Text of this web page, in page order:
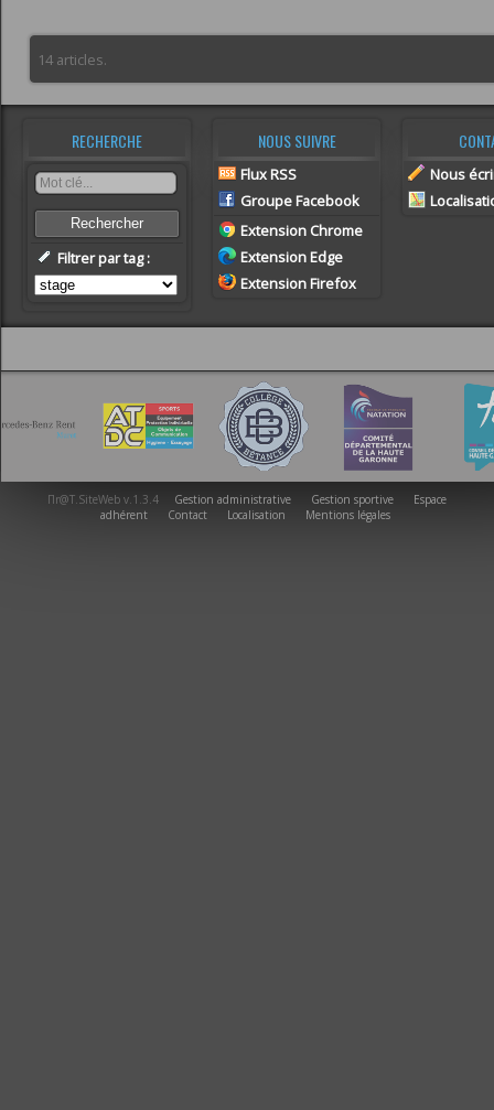
14 articles.
RECHERCHE
Rechercher
Filtrer par tag :
NOUS SUIVRE
Flux RSS
Groupe Facebook
Extension Chrome
Extension Edge
Extension Firefox
Nous
Πr@T.SiteWeb v.1.3.4 Gestion administrative Gestion sportive
Espace
adhérent
Contact Localisation Mentions légales